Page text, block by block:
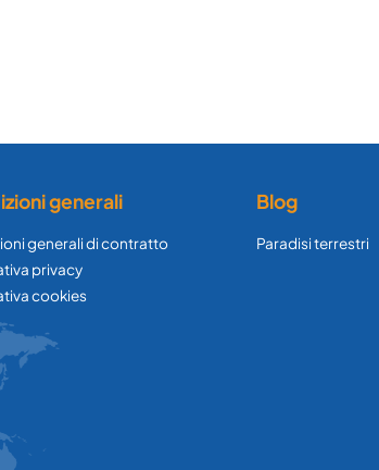
generali
generali di contratto
privacy
cookies
Blog
Paradisi terrestri